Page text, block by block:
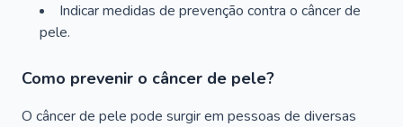
Indicar medidas de prevenção contra o câncer de
pele.
Como prevenir o câncer de pele?
O câncer de pele pode surgir em pessoas de diversas